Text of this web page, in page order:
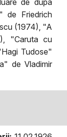
de Friedrich
(1974), "A
"Caruta cu
Tudose"
de Vladimir